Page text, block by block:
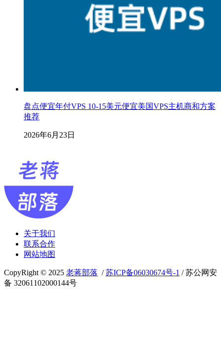
盘点便宜年付VPS 10-15美元便宜美国VPS主机商和方案
推荐
2026年6月23日
关于我们
联系合作
网站地图
CopyRight © 2025 老蒋部落 /苏ICP备06030674号-1 / 苏公网安
备 32061102000144号